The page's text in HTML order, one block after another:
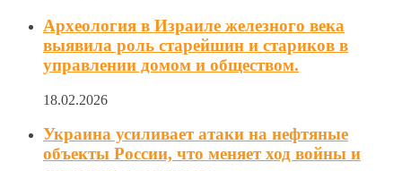
Археология в Израиле железного века
выявила роль старейшин и стариков в
управлении домом и обществом.
18.02.2026
Украина усиливает атаки на нефтяные
объекты России, что меняет ход войны и